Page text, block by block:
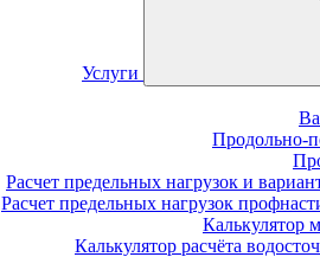
Услуги
Продольно-
Расчет предельных нагрузок и
Расчет предельных нагрузок
Калькулятор
Калькулятор расчёта